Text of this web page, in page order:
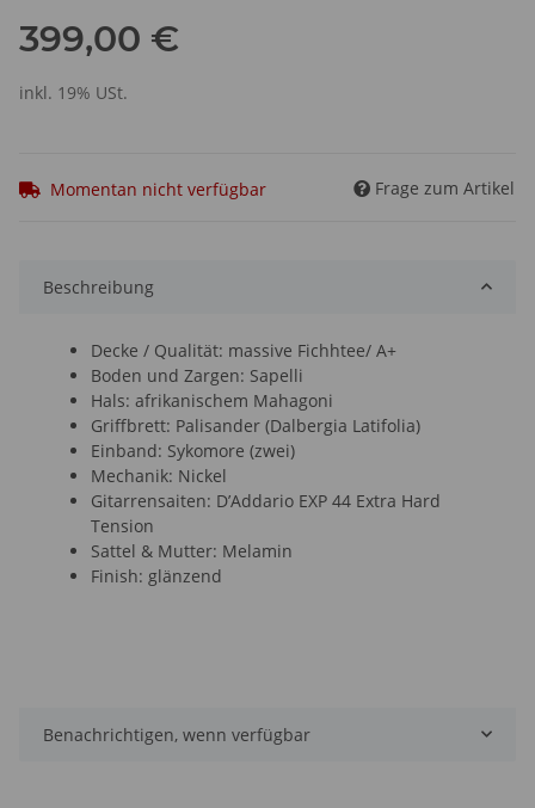
399,00 €
inkl. 19% USt.
Momentan nicht verfügbar Frage zum Artikel
Beschreibung
Decke / Qualität: massive Fichhtee/ A+
Boden und Zargen: Sapelli
Hals: afrikanischem Mahagoni
Griffbrett: Palisander (Dalbergia Latifolia)
Einband: Sykomore (zwei)
Mechanik: Nickel
Gitarrensaiten: D’Addario EXP 44 Extra Hard
Tension
Sattel & Mutter: Melamin
Finish: glänzend
Benachrichtigen, wenn verfügbar